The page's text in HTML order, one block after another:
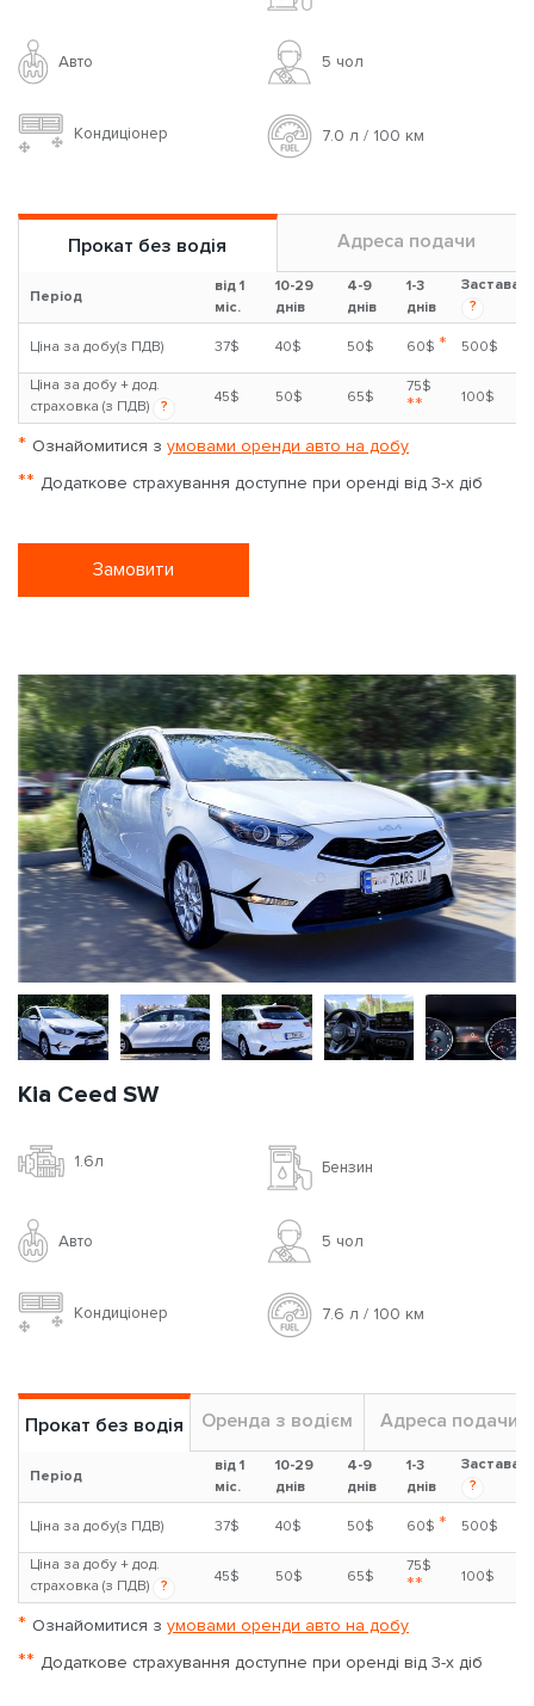
Авто 5 чoл
Кондиціонер 7.0 л / 100 км
Прокат без водія Адреса подачи
Період
від 1
міс.
10-29
днів
4-9
днів
1-3
днів
Застава
?
Ціна за добу(з ПДВ) 37$ 40$ 50$ 60$ * 500$
Ціна за добу + дод.
страховка (з ПДВ)
?
45$ 50$ 65$
75$
** 100$
* Ознайомитися з умовами оренди авто на добу
** Додаткове страхування доступне при оренді від 3-х діб
Замовити
Kia Ceed SW
1.6л Бензин
Авто 5 чoл
Кондиціонер 7.6 л / 100 км
Прокат без водія Оренда з водієм Адреса подачи
Період
від 1
міс.
10-29
днів
4-9
днів
1-3
днів
Застава
?
Ціна за добу(з ПДВ) 37$ 40$ 50$ 60$ * 500$
Ціна за добу + дод.
страховка (з ПДВ)
?
45$ 50$ 65$
75$
** 100$
* Ознайомитися з умовами оренди авто на добу
** Додаткове страхування доступне при оренді від 3-х діб